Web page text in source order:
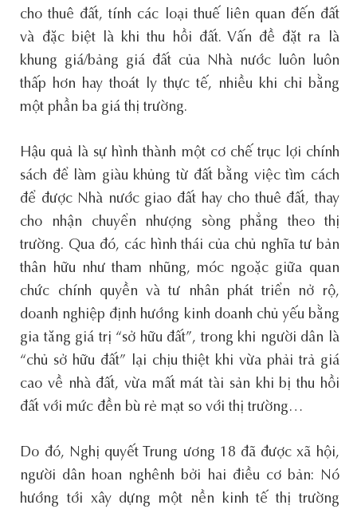
cho thuê đất, tính các loại thuế liên quan đến đất
và đặc biệt là khi thu hồi đất. Vấn đề đặt ra là
khung giá/bảng giá đất của Nhà nước luôn luôn
thấp hơn hay thoát ly thực tế, nhiều khi chỉ bằng
một phần ba giá thị trường.
Hậu quả là sự hình thành một cơ chế trục lợi chính
sách để làm giàu khủng từ đất bằng việc tìm cách
để được Nhà nước giao đất hay cho thuê đất, thay
cho nhận chuyển nhượng sòng phẳng theo thị
trường. Qua đó, các hình thái của chủ nghĩa tư bản
thân hữu như tham nhũng, móc ngoặc giữa quan
chức chính quyền và tư nhân phát triển nở rộ,
doanh nghiệp định hướng kinh doanh chủ yếu bằng
gia tăng giá trị “sở hữu đất”, trong khi người dân là
“chủ sở hữu đất” lại chịu thiệt khi vừa phải trả giá
cao về nhà đất, vừa mất mát tài sản khi bị thu hồi
đất với mức đền bù rẻ mạt so với thị trường…
Do đó, Nghị quyết Trung ương 18 đã được xã hội,
người dân hoan nghênh bởi hai điều cơ bản: Nó
hướng tới xây dựng một nền kinh tế thị trường